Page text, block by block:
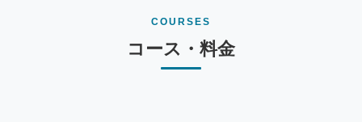
COURSES
コース・料金